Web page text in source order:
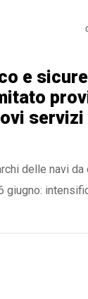
e
delle navi da
giugno: